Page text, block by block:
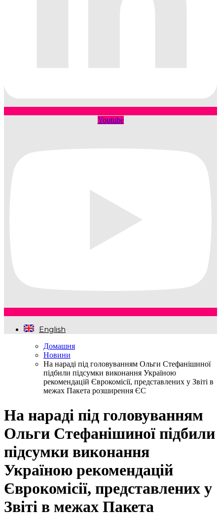
Youtube
English
Домашня
Новини
На нараді під головуванням Ольги Стефанішиної
підбили підсумки виконання Україною
рекомендацій Єврокомісії, представлених у Звіті в
межах Пакета розширення ЄС
На нараді під головуванням
Ольги Стефанішиної підбили
підсумки виконання
Україною рекомендацій
Єврокомісії, представлених у
Звіті в межах Пакета